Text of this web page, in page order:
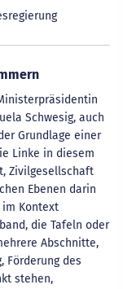
Schwesig, auch
Grundlage einer
Linke in diesem
Zivilgesellschaft
Ebenen darin
im Kontext
die Tafeln oder
Abschnitte,
Förderung des
stehen,